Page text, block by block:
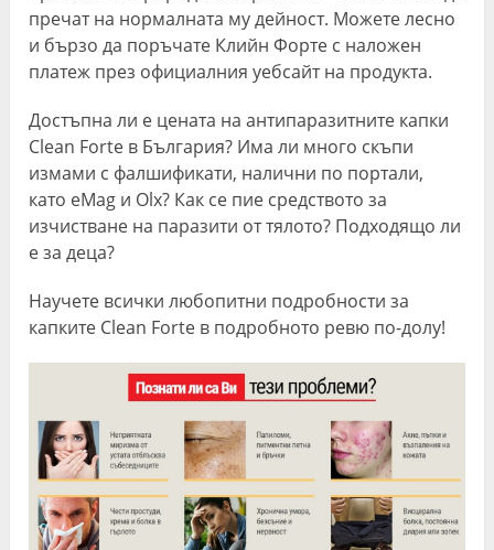
пречат на нормалната му дейност. Можете лесно
и бързо да поръчате Клийн Форте с наложен
платеж през официалния уебсайт на продукта.
Достъпна ли е цената на антипаразитните капки
Clean Forte в България? Има ли много скъпи
измами с фалшификати, налични по портали,
като eMag и Olx? Как се пие средството за
изчистване на паразити от тялото? Подходящо ли
е за деца?
Научете всички любопитни подробности за
капките Clean Forte в подробното ревю по-долу!